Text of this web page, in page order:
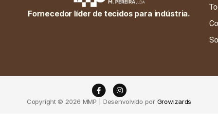
Fornecedor líder de tecidos para indústria.
Copyright © 2026 MMP | Desenvolvido por Growizards